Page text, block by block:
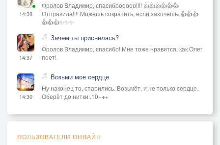
14:38
Фролов Владимир, спасибоооооо!!!! 👍👍👍👍👍👍
Отправила!!!! Можешь сократить, если захочешь. 👍👍👍
👍👍👍✨✨✨
14:37
Зачем ты приснилась?
Фролов Владимир, спасибо! Мне тоже нравится, как Олег
поет!
14:30
Возьми мое сердце
Ну наконец то, спарились. Возьмёт, и не только сердце.
Оберёт до нитки..10+++
ПОЛЬЗОВАТЕЛИ ОНЛАЙН